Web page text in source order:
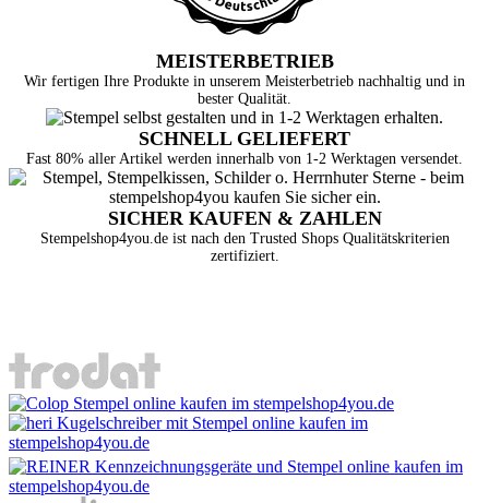
MEISTERBETRIEB
Wir fertigen Ihre Produkte in unserem Meisterbetrieb nachhaltig und in
bester Qualität.
SCHNELL GELIEFERT
Fast 80% aller Artikel werden innerhalb von 1-2 Werktagen versendet.
SICHER KAUFEN & ZAHLEN
Stempelshop4you.de ist nach den Trusted Shops Qualitätskriterien
zertifiziert.